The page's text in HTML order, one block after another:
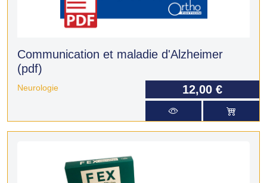
Communication et maladie d'Alzheimer
(pdf)
Neurologie 12,00 €